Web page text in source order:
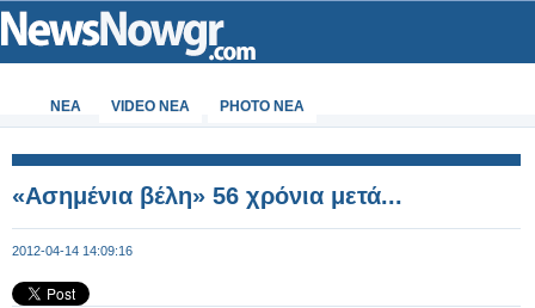
ΝΕΑ VIDEO NEA PHOTO NEA
«Ασημένια βέλη» 56 χρόνια μετά...
2012-04-14 14:09:16